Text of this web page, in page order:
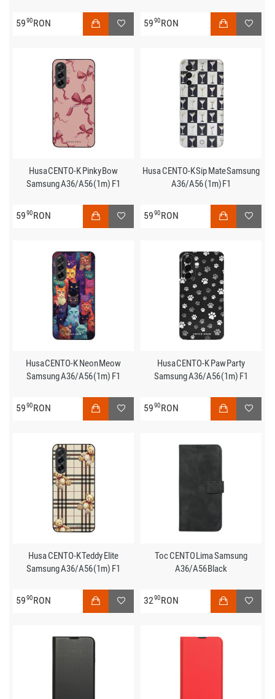
5990RON 5990RON
Husa CENTO-K Pinky Bow
Samsung A36/A56 (1m) F1
5990RON
Husa CENTO-K Sip Mate Samsung
A36/A56 (1m) F1
5990RON
Husa CENTO-K Neon Meow
Samsung A36/A56 (1m) F1
5990RON
Husa CENTO-K Paw Party
Samsung A36/A56 (1m) F1
5990RON
Husa CENTO-K Teddy Elite
Samsung A36/A56 (1m) F1
5990RON
Toc CENTO Lima Samsung
A36/A56 Black
3290RON